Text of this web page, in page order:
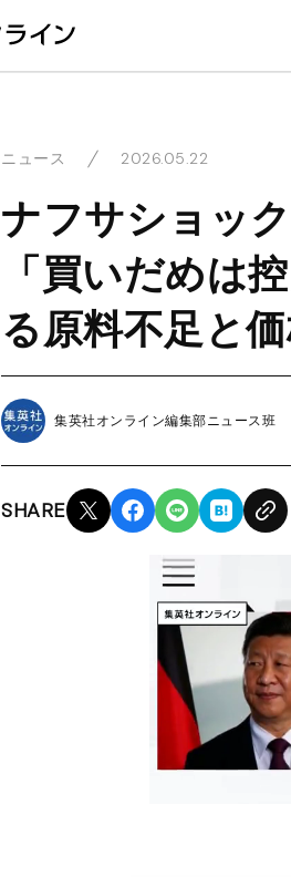
ニュース 2026.05.22
ナフサショッ
「買いだめは
る原料不足と
集英社オンライン編集部ニュース班
SHARE